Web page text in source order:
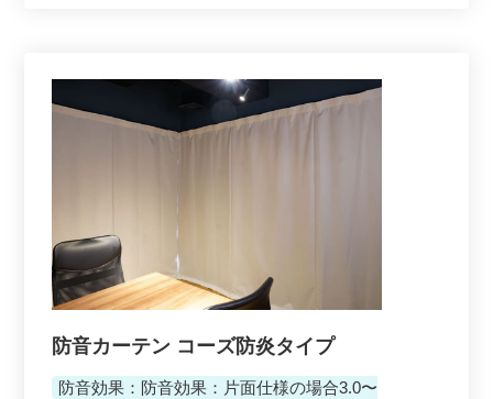
防音カーテン コーズ防炎タイプ
防音効果：防音効果：片面仕様の場合3.0〜